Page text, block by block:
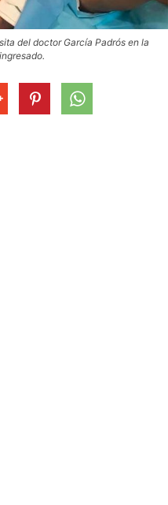
del doctor García Padrós en la